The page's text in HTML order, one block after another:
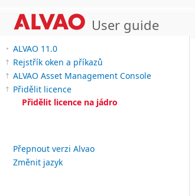
User guide
ALVAO 11.0
Rejstřík oken a příkazů
ALVAO Asset Management Console
Přidělit licence
Přidělit licence na jádro
Přepnout verzi Alvao
Změnit jazyk